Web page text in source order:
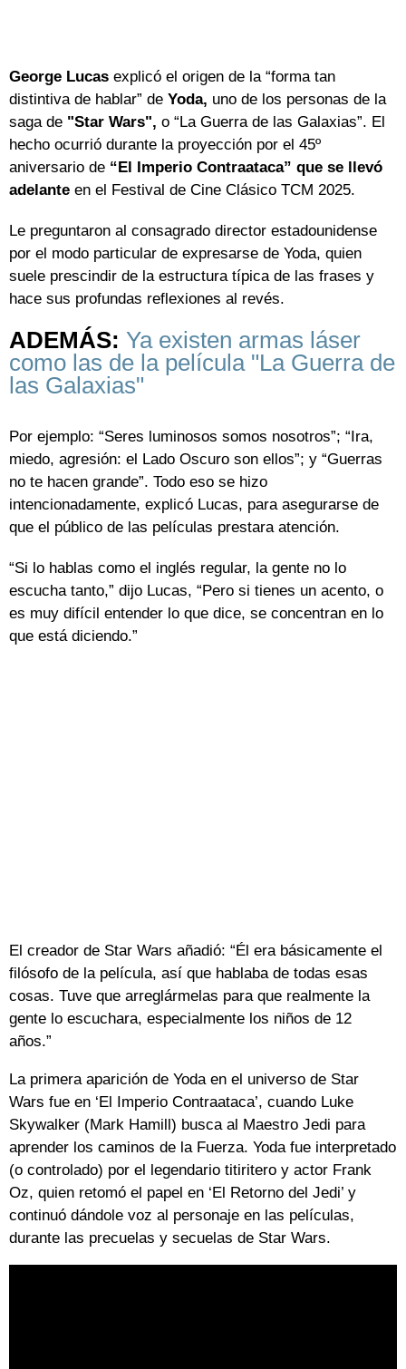
George Lucas explicó el origen de la “forma tan
distintiva de hablar” de Yoda, uno de los personas de la
saga de "Star Wars", o “La Guerra de las Galaxias”. El
hecho ocurrió durante la proyección por el 45º
aniversario de “El Imperio Contraataca” que se llevó
adelante en el Festival de Cine Clásico TCM 2025.
Le preguntaron al consagrado director estadounidense
por el modo particular de expresarse de Yoda, quien
suele prescindir de la estructura típica de las frases y
hace sus profundas reflexiones al revés.
ADEMÁS: Ya existen armas láser
como las de la película "La Guerra de
las Galaxias"
Por ejemplo: “Seres luminosos somos nosotros”; “Ira,
miedo, agresión: el Lado Oscuro son ellos”; y “Guerras
no te hacen grande”. Todo eso se hizo
intencionadamente, explicó Lucas, para asegurarse de
que el público de las películas prestara atención.
“Si lo hablas como el inglés regular, la gente no lo
escucha tanto,” dijo Lucas, “Pero si tienes un acento, o
es muy difícil entender lo que dice, se concentran en lo
que está diciendo.”
El creador de Star Wars añadió: “Él era básicamente el
filósofo de la película, así que hablaba de todas esas
cosas. Tuve que arreglármelas para que realmente la
gente lo escuchara, especialmente los niños de 12
años.”
La primera aparición de Yoda en el universo de Star
Wars fue en ‘El Imperio Contraataca’, cuando Luke
Skywalker (Mark Hamill) busca al Maestro Jedi para
aprender los caminos de la Fuerza. Yoda fue interpretado
(o controlado) por el legendario titiritero y actor Frank
Oz, quien retomó el papel en ‘El Retorno del Jedi’ y
continuó dándole voz al personaje en las películas,
durante las precuelas y secuelas de Star Wars.